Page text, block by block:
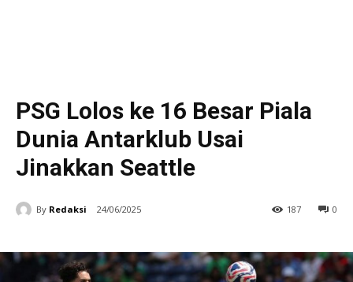
PSG Lolos ke 16 Besar Piala
Dunia Antarklub Usai
Jinakkan Seattle
By Redaksi 24/06/2025 0
187